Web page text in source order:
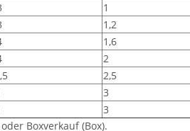
1
1,2
1,6
2
2,5
3
3
Boxverkauf (Box).